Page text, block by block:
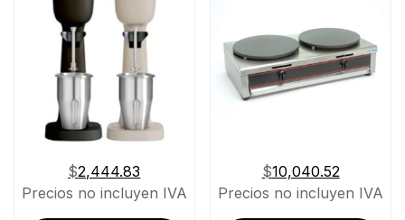
$2,444.83
Precios no incluyen IVA
$10,040.52
Precios no incluyen IVA